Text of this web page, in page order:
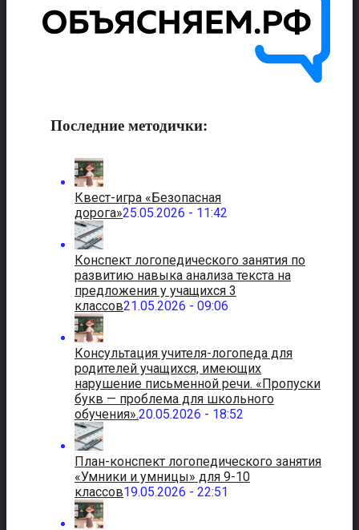
Последние методички:
Квест-игра «Безопасная
дорога»25.05.2026 - 11:42
Конспект логопедического занятия по
развитию навыка анализа текста на
предложения у учащихся 3
классов21.05.2026 - 09:06
Консультация учителя-логопеда для
родителей учащихся, имеющих
нарушение письменной речи. «Пропуски
букв — проблема для школьного
обучения».20.05.2026 - 18:52
План-конспект логопедического занятия
«Умники и умницы» для 9-10
классов19.05.2026 - 22:51